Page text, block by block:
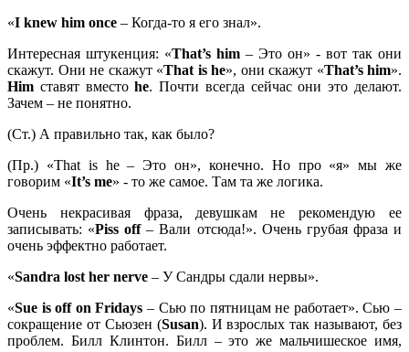
«I knew him once – Когда-то я его знал».
Интересная штукенция: «That’s him – Это он» - вот так они
скажут. Они не скажут «That is he», они скажут «That’s him».
Him ставят вместоhe. Почти всегда сейчас они это делают.
Зачем – не понятно.
(Ст.) А правильно так, как было?
(Пр.) «That is he – Это он», конечно. Но про «я» мы же
говорим «It’s me» - то же самое. Там та же логика.
Очень некрасивая фраза, девушкам не рекомендую ее
записывать: «Pissoff– Вали отсюда!». Очень грубая фраза и
очень эффектно работает.
«Sandra lost her nerve – У Сандры сдали нервы».
«Sue isoff onFridays – Сью по пятницам не работает». Сью –
сокращение от Сьюзен (Susan). И взрослых так называют, без
проблем. Билл Клинтон. Билл – это же мальчишеское имя,